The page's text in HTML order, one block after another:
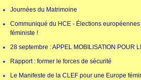
Journées du Matrimoine
Communiqué du HCE - Élections
féministe !
28 septembre : APPEL MOBILISATION POUR
Rapport : former le forces de sécurité
Le Manifeste de la CLEF pour une Europe